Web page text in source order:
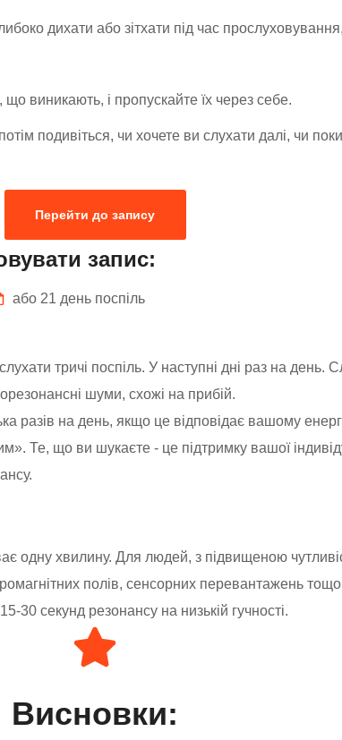
дихати або зітхати під час
що виникають, і пропускайте їх через себе.
подивіться, чи хочете ви слухати далі, чи
Перейти до запису
запис:
або 21 день поспіль
тричі поспіль. У наступні дні раз на день.
шуми, схожі на прибій.
разів на день, якщо це відповідає вашому
Те, що ви шукаєте - це підтримку вашої
одну хвилину. Для людей, з підвищеною
полів, сенсорних перевантажень
30 секунд резонансу на низькій гучності.
Висновки: